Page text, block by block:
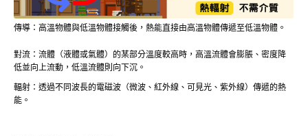
傳導：高溫物體與低溫物體接觸後，熱能直接由高溫物體傳遞至低溫物體。
對流：流體（液體或氣體）的某部分溫度較高時，高溫流體會膨脹、密度降
低並向上流動，低溫流體則向下沉。
輻射：透過不同波長的電磁波（微波、紅外線、可見光、紫外線）傳遞的熱
能。